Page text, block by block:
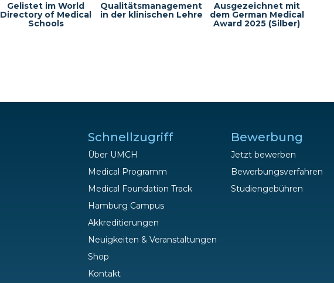
Fragen?
Wir helfen gerne!
Gelistet im World
Directory of Medical
Schools
Qualitätsmanagement
in der klinischen Lehre
Ausgezeichnet mit
dem German Medical
Award 2025 (Silber)
Schnellzugriff
Über UMCH
Medical Programm
Medical Foundation Track
Hamburg Campus
Akkreditierungen
Neuigkeiten & Veranstaltungen
Shop
Kontakt
Bewerbung
Jetzt bewerben
Bewerbungsverfahren
Studiengebühren